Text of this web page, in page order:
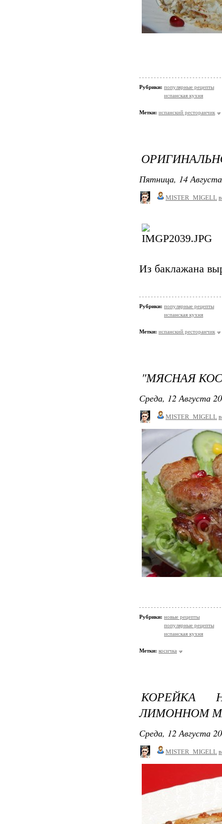
Рубрики: популярные рецепты
испанская кухня
Метки: испанский ресторанчик
Пятница, 14
MISTER_MIGELL
Из баклажана
Рубрики: популярные рецепты
испанская кухня
Метки: испанский ресторанчик
"МЯСНАЯ
Среда, 12 Августа
MISTER_MIGELL
Рубрики: новые рецепты
популярные рецепты
испанская кухня
Метки: косичка
КОРЕЙКА
ЛИМОННОМ
Среда, 12 Августа
MISTER_MIGELL